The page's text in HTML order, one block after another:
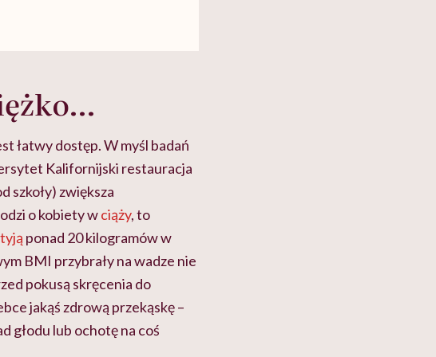
łatwy dostęp. W myśl badań
Kalifornijski restauracja
szkoły) zwiększa
o kobiety wciąży, to
ponad 20 kilogramów w
BMI przybrały na wadze nie
pokusą skręcenia do
jakąś zdrową przekąskę –
głodu lub ochotę na coś